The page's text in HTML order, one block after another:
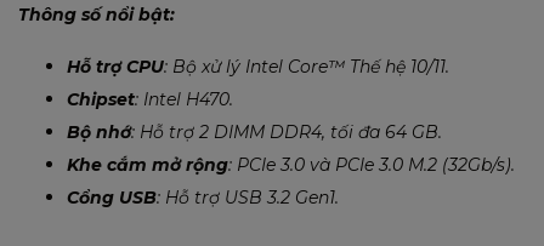
Thông số nổi bật:
Hỗ trợ CPU: Bộ xử lý Intel Core™ Thế hệ 10/11.
Chipset: Intel H470.
Bộ nhớ: Hỗ trợ 2 DIMM DDR4, tối đa 64 GB.
Khe cắm mở rộng: PCIe 3.0 và PCIe 3.0 M.2 (32Gb/s).
Cổng USB: Hỗ trợ USB 3.2 Gen1.